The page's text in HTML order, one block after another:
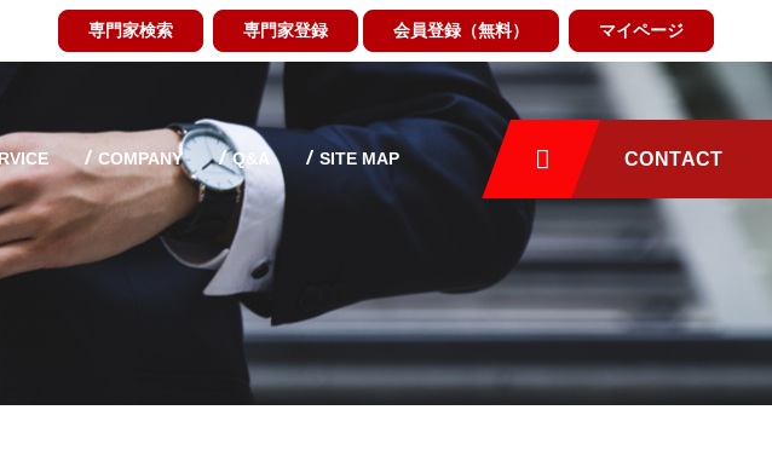
専門家検索 専門家登録 会員登録（無料） マイページ
COMPANY Q&A SITE MAP CONTACT